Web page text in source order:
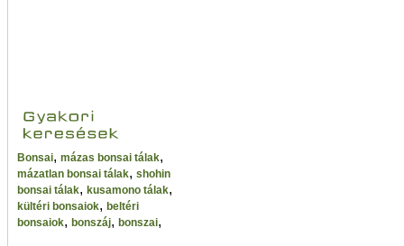
Bonsai, mázas bonsai tálak,
mázatlan bonsai tálak, shohin
bonsai tálak, kusamono tálak,
kültéri bonsaiok, beltéri
bonsaiok, bonszáj, bonszai,